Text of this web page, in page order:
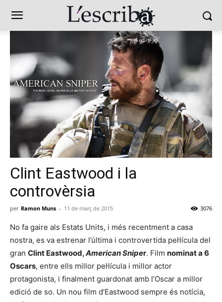
Clint Eastwood i la
controvèrsia
per Ramon Muns - 11 de març de 2015 3076
No fa gaire als Estats Units, i més recentment a casa
nostra, es va estrenar l’última i controvertida pel·lícula del
gran Clint Eastwood,American Sniper. Film nominat a 6
Oscars, entre ells millor pel·lícula i millor actor
protagonista, i finalment guardonat amb l’Oscar a millor
edició de so. Un nou film d’Eastwood sempre és notícia,